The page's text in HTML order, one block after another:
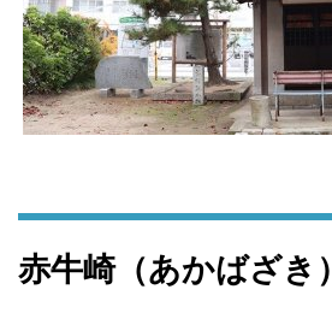
赤牛崎（あかばざき）